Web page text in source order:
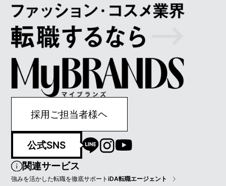
採用ご担当者様ヘ
公式SNS
関連サービス
強みを活かした転職を徹底サポートiDA転職エージェント